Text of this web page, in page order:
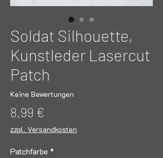
Soldat Silhouette,
Kunstleder Lasercut
Patch
Keine Bewertungen
8,99 €
zzgl. Versandkosten
Patchfarbe *